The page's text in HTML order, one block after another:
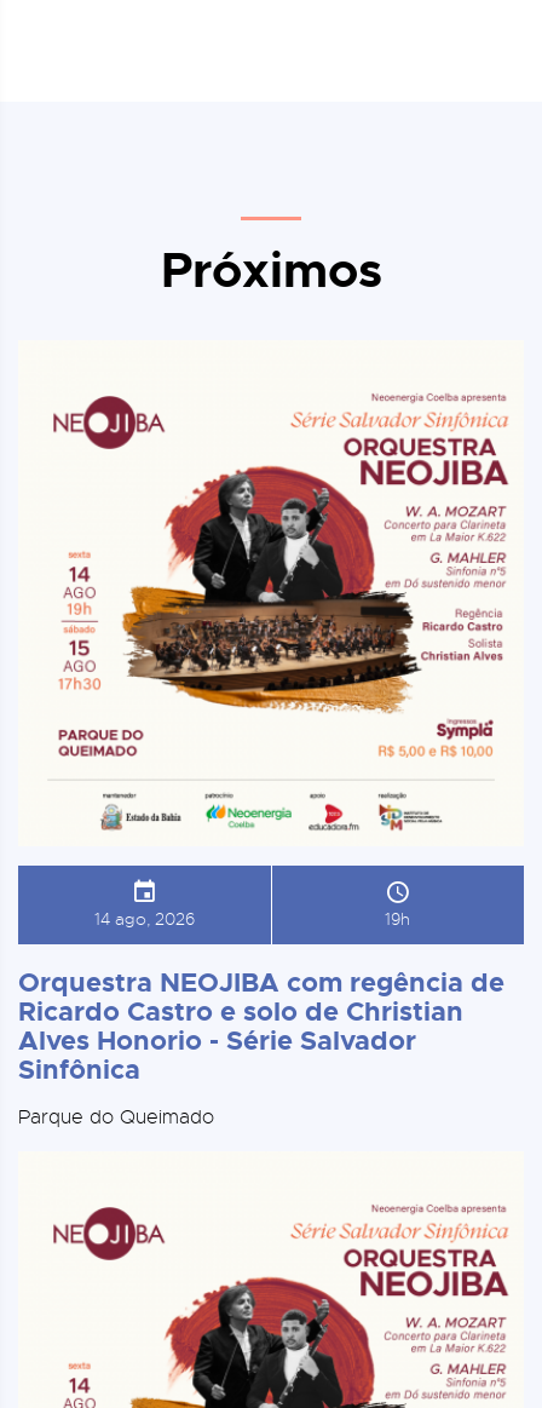
Próximos
14 ago, 2026 19h
Orquestra NEOJIBA com regência de
Ricardo Castro e solo de Christian
Alves Honorio - Série Salvador
Sinfônica
Parque do Queimado